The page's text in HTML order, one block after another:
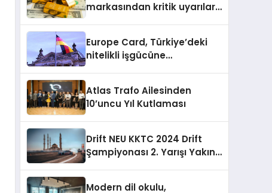
markasından kritik uyarılar:
Europe Card, Türkiye’deki
nitelikli işgücüne
Atlas Trafo Ailesinden
10’uncu Yıl Kutlaması
Drift NEU KKTC 2024 Drift
Şampiyonası 2. Yarışı Yakın
Modern dil okulu,